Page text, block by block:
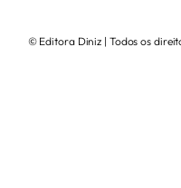
© Editora Diniz | Todos os